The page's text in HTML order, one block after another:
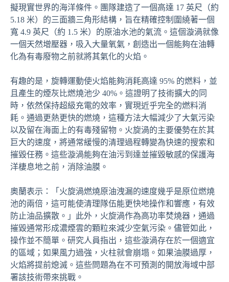
擬現實世界的海洋條件。團隊建造了一個高達 17 英尺（約
5.18 米）的三面牆三角形結構，旨在精確控制圍繞著一個
寬 4.9 英尺（約 1.5 米）的原油水池的氣流。這個漩渦就像
一個天然增壓器，吸入大量氧氣，創造出一個能夠在油轉
化為有毒廢物之前就將其氣化的火焰。
有趣的是，旋轉運動使火焰能夠消耗高達 95% 的燃料，並
且產生的煙灰比燃燒池少 40%。這證明了技術擴大的同
時，依然保持超級充電的效率，實現近乎完全的燃料消
耗。通過更熱更快的燃燒，這種方法大幅減少了大氣污染
以及留在海面上的有毒殘留物。火旋渦的主要優勢在於其
巨大的速度，將通常緩慢的清理過程轉變為快速的搜索和
摧毀任務。這些漩渦能夠在油污到達並摧毀敏感的保護海
洋棲息地之前，消除油膜。
奧蘭表示：「火旋渦燃燒原油洩漏的速度幾乎是原位燃燒
池的兩倍，這可能使清理隊伍能更快地操作和響應，有效
防止油品擴散。」此外，火旋渦作為高功率焚燒器，通過
摧毀通常形成濃煙雲的顆粒來減少空氣污染。儘管如此，
操作並不簡單。研究人員指出，這些漩渦存在於一個適宜
的區域；如果風力過強，火柱就會崩塌。如果油膜過厚，
火焰將提前熄滅。這些問題為在不可預測的開放海域中部
署該技術帶來挑戰。